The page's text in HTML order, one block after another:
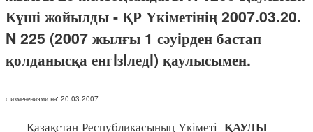
Күші жойылды - ҚР Үкіметінің 2007.03.20.
N 225 (2007 жылғы 1 сәуiрден бастап
қолданысқа енгiзiледi) қаулысымен.
с изменениями на: 20.03.2007
Қазақстан Республикасының Үкіметі ҚАУЛЫ